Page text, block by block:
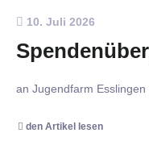
10. Juli 2026
an Jugendfarm Esslingen
den Artikel lesen